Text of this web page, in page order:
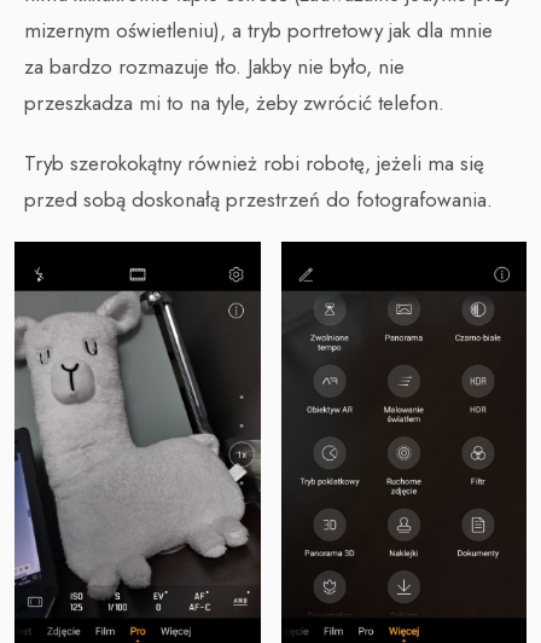
mizernym oświetleniu), a tryb portretowy jak dla mnie
za bardzo rozmazuje tło. Jakby nie było, nie
przeszkadza mi to na tyle, żeby zwrócić telefon.
Tryb szerokokątny również robi robotę, jeżeli ma się
przed sobą doskonałą przestrzeń do fotografowania.